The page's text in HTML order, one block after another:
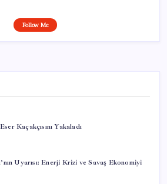
Follow Me
Kaçakçısını Yakaladı
Uyarısı: Enerji Krizi ve Savaş Ekonomiyi